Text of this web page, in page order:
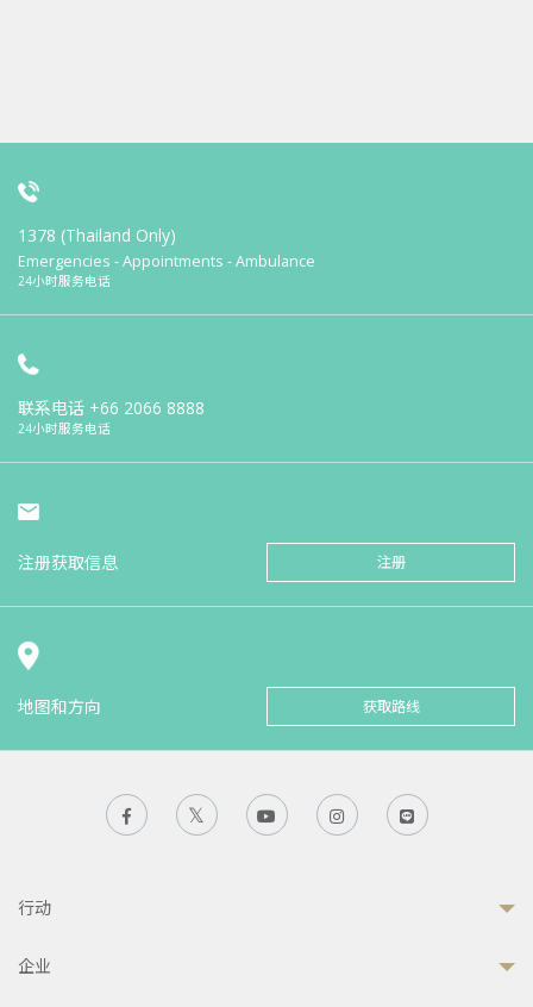
1378 (Thailand Only)
Emergencies - Appointments - Ambulance
24小时服务电话
联系电话 +66 2066 8888
24小时服务电话
注册获取信息 注册
地图和方向 获取路线
行动
企业